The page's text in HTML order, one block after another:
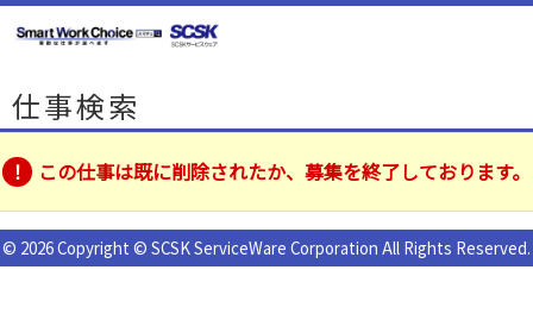
仕事検索
この仕事は既に削除されたか、募集を終了しております。
© 2026 Copyright © SCSK ServiceWare Corporation All Rights Reserved.